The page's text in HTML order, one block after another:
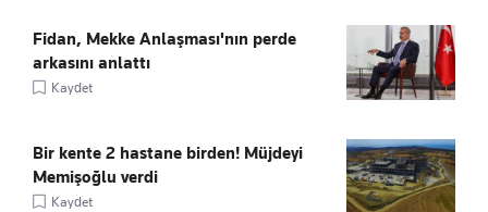
Fidan, Mekke Anlaşması'nın perde
arkasını anlattı
Kaydet
Bir kente 2 hastane birden! Müjdeyi
Memişoğlu verdi
Kaydet